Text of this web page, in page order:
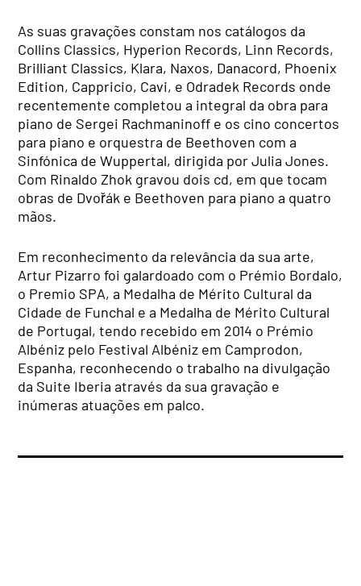
As suas gravações constam nos catálogos da
Collins Classics, Hyperion Records, Linn Records,
Brilliant Classics, Klara, Naxos, Danacord, Phoenix
Edition, Cappricio, Cavi, e Odradek Records onde
recentemente completou a integral da obra para
piano de Sergei Rachmaninoff e os cino concertos
para piano e orquestra de Beethoven com a
Sinfónica de Wuppertal, dirigida por Julia Jones.
Com Rinaldo Zhok gravou dois cd, em que tocam
obras de Dvořák e Beethoven para piano a quatro
mãos.
Em reconhecimento da relevância da sua arte,
Artur Pizarro foi galardoado com o Prémio Bordalo,
o Premio SPA, a Medalha de Mérito Cultural da
Cidade de Funchal e a Medalha de Mérito Cultural
de Portugal, tendo recebido em 2014 o Prémio
Albéniz pelo Festival Albéniz em Camprodon,
Espanha, reconhecendo o trabalho na divulgação
da Suite Iberia através da sua gravação e
inúmeras atuações em palco.